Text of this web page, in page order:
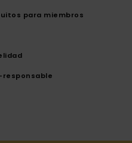
para miembros